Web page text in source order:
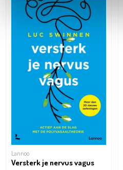
Lannoo
Versterk je nervus vagus